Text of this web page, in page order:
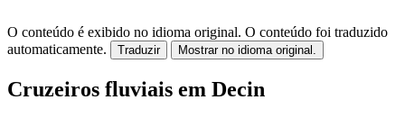
O conteúdo é exibido no idioma original. O conteúdo foi traduzido
automaticamente.
Traduzir Mostrar no idioma original.
Cruzeiros fluviais em Decin